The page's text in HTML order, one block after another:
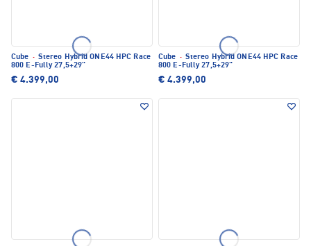
Cube · Stereo Hybrid ONE44 HPC Race
800 E-Fully 27,5+29"
€ 4.399,00
Cube · Stereo Hybrid ONE44 HPC Race
800 E-Fully 27,5+29"
€ 4.399,00